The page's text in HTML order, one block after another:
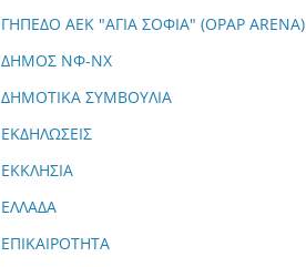
ΓΗΠΕΔΟ ΑΕΚ "ΑΓΙΑ ΣΟΦΙΑ" (OPAP ARENA)
ΔΗΜΟΣ ΝΦ-ΝΧ
ΔΗΜΟΤΙΚΑ ΣΥΜΒΟΥΛΙΑ
ΕΚΔΗΛΩΣΕΙΣ
ΕΚΚΛΗΣΙΑ
ΕΛΛΑΔΑ
ΕΠΙΚΑΙΡΟΤΗΤΑ